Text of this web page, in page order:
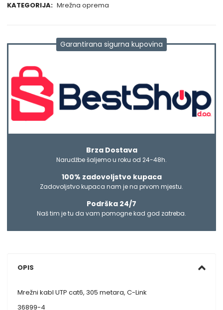
KATEGORIJA: Mrežna oprema
Garantirana sigurna kupovina
Brza Dostava
Narudžbe šaljemo u roku od 24-48h.
100% zadovoljstvo kupaca
Zadovoljstvo kupaca nam je na prvom mjestu.
Podrška 24/7
Naš tim je tu da vam pomogne kad god zatreba.
OPIS
Mrežni kabl UTP cat6, 305 metara, C-Link
36899-4